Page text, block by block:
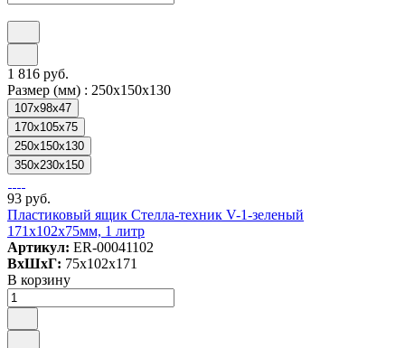
1 816 руб.
Размер (мм) : 250x150x130
107x98x47
170x105x75
250x150x130
350x230x150
93 руб.
Пластиковый ящик Стелла-техник V-1-зеленый
171х102х75мм, 1 литр
Артикул: ER-00041102
ВxШxГ: 75x102x171
В корзину